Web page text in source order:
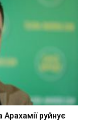
Арахамії руйнує